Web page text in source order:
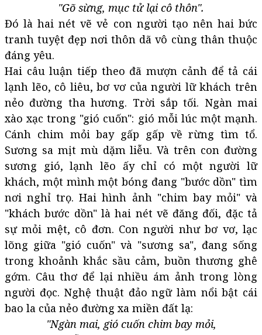
"Gõ sừng, mục tử lại cô thôn".
Đó là hai nét vẽ vẻ con người tạo nên hai bức
tranh tuyệt đẹp nơi thôn dã vô cùng thân thuộc
đáng yêu.
Hai câu luận tiếp theo đã mượn cảnh để tả cái
lạnh lẽo, cô liêu, bơ vơ của người lữ khách trên
nẻo đường tha hương. Trời sắp tối. Ngàn mai
xào xạc trong "gió cuốn": gió mỗi lúc một mạnh.
Cánh chim mỏi bay gấp gấp về rừng tìm tổ.
Sương sa mịt mù dặm liễu. Và trên con đường
sương gió, lạnh lẽo ấy chỉ có một người lữ
khách, một mình một bóng đang "bước dồn" tìm
nơi nghỉ trọ. Hai hình ảnh "chim bay mỏi" và
"khách bước dồn" là hai nét vẽ đăng đối, đặc tả
sự mỏi mệt, cô đơn. Con người như bơ vơ, lạc
lõng giữa "gió cuốn" và "sương sa", đang sống
trong khoảnh khắc sầu cảm, buồn thương ghê
gớm. Câu thơ để lại nhiều ám ảnh trong lòng
người đọc. Nghệ thuật đảo ngữ làm nổi bật cái
bao la của nẻo đường xa miền đất lạ:
"Ngàn mai, gió cuốn chim bay mỏi,